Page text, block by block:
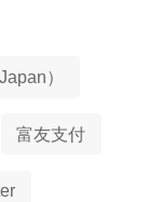
）
富友支付